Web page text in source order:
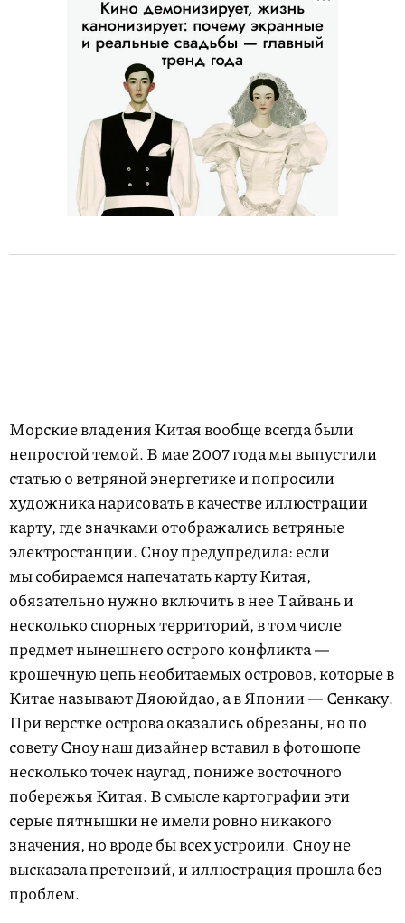
Морские владения Китая вообще всегда были
непростой темой. В мае 2007 года мы выпустили
статью о ветряной энергетике и попросили
художника нарисовать в качестве иллюстрации
карту, где значками отображались ветряные
электростанции. Сноу предупредила: если
мы собираемся напечатать карту Китая,
обязательно нужно включить в нее Тайвань и
несколько спорных территорий, в том числе
предмет нынешнего острого конфликта —
крошечную цепь необитаемых островов, которые в
Китае называют Дяоюйдао, а в Японии — Сенкаку.
При верстке ост­рова оказались обрезаны, но по
совету Сноу наш дизайнер вставил в фотошопе
несколько точек наугад, пониже восточного
побережья Китая. В смысле картографии эти
серые пятнышки не имели ровно никакого
значения, но вроде бы всех устроили. Сноу не
высказала претензий, и иллюстрация прошла без
проблем.